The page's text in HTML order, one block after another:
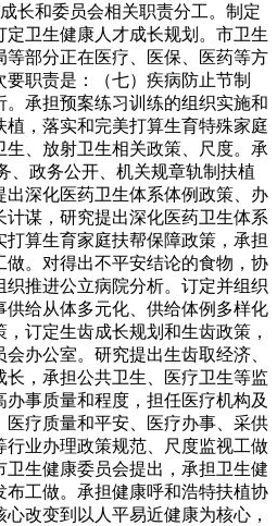
长和委员会相关职责分工。制定
卫生健康人才成长规划。市卫生
部分正在医疗、医保、医药等方
职责是：（七）疾病防止节制
承担预案练习训练的组织实施和
，落实和完美打算生育特殊家庭
、放射卫生相关政策、尺度。承
、政务公开、机关规章轨制扶植
深化医药卫生体系体例政策、办
谋，研究提出深化医药卫生体系
算生育家庭扶帮保障政策，承担
。对得出不平安结论的食物，协
推进公立病院分析。订定并组织
供给从体多元化、供给体例多样化
订定生齿成长规划和生齿政策，
办公室。研究提出生齿取经济、
，承担公共卫生、医疗卫生等监
事质量和程度，担任医疗机构及
医疗质量和平安、医疗办事、采供
行业办理政策规范、尺度监视工做
生健康委员会提出，承担卫生健
布工做。承担健康呼和浩特扶植协
改变到以人平易近健康为核心，